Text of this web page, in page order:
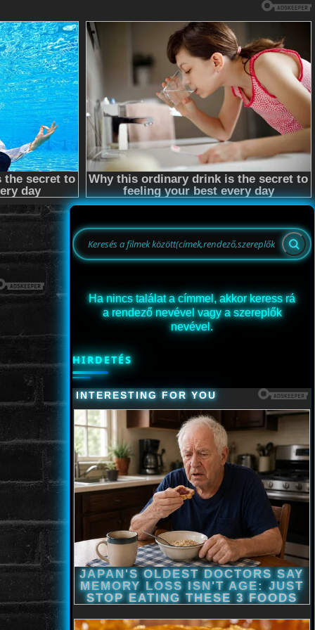
Ha nincs találat a címmel, akkor keress rá
a rendező nevével vagy a szereplők
nevével.
HIRDETÉS